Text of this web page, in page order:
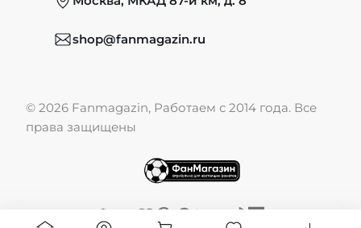
Обмен и возврат
Публичная оферта
shop@fanmagazin.ru
© 2026 Fanmagazin, Работаем с 2014 года. Все
права защищены